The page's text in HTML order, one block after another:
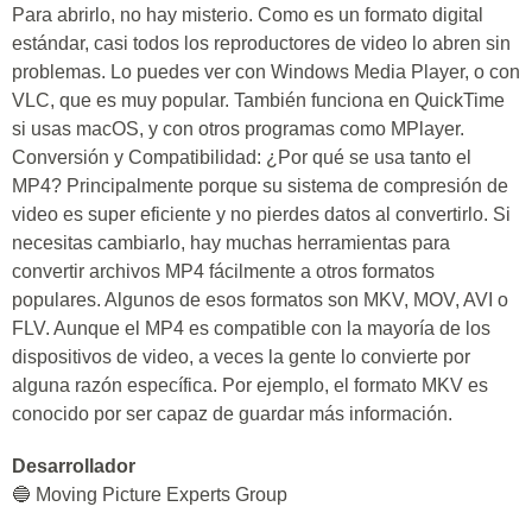
Para abrirlo, no hay misterio. Como es un formato digital
estándar, casi todos los reproductores de video lo abren sin
problemas. Lo puedes ver con Windows Media Player, o con
VLC, que es muy popular. También funciona en QuickTime
si usas macOS, y con otros programas como MPlayer.
Conversión y Compatibilidad: ¿Por qué se usa tanto el
MP4? Principalmente porque su sistema de compresión de
video es super eficiente y no pierdes datos al convertirlo. Si
necesitas cambiarlo, hay muchas herramientas para
convertir archivos MP4 fácilmente a otros formatos
populares. Algunos de esos formatos son MKV, MOV, AVI o
FLV. Aunque el MP4 es compatible con la mayoría de los
dispositivos de video, a veces la gente lo convierte por
alguna razón específica. Por ejemplo, el formato MKV es
conocido por ser capaz de guardar más información.
Desarrollador
🔵 Moving Picture Experts Group